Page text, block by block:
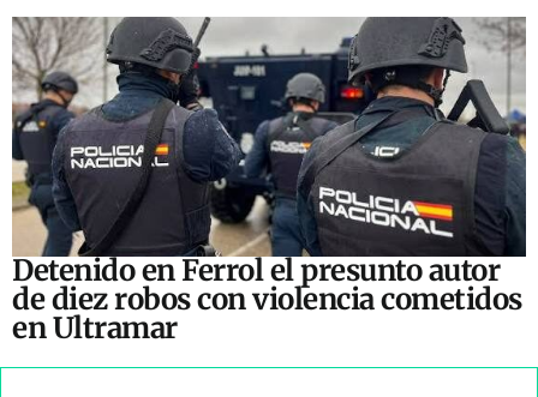
Detenido en Ferrol el presunto autor
de diez robos con violencia cometidos
en Ultramar